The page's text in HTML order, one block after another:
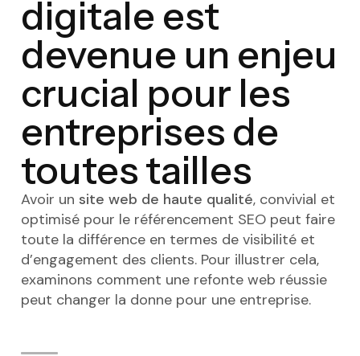
digitale est
devenue un enjeu
crucial pour les
entreprises de
toutes tailles
Avoir un site web de haute qualité, convivial et
optimisé pour le référencement SEO peut faire
toute la différence en termes de visibilité et
d’engagement des clients. Pour illustrer cela,
examinons comment une refonte web réussie
peut changer la donne pour une entreprise.